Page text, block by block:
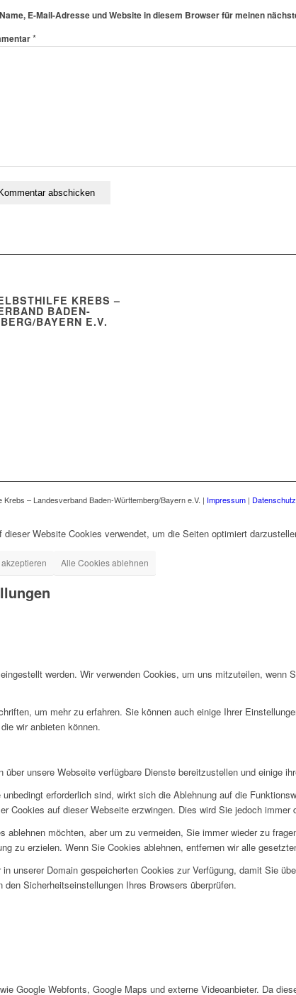
Name, E-Mail-Adresse und Website in diesem Browser für meinen
*
KREBS –
BADEN-
BAYERN E.V.
Krebs – Landesverband Baden-Württemberg/Bayern e.V. | Impressum | Datenschutz
dieser Website Cookies verwendet, um die Seiten optimiert
Alle Cookies ablehnen
werden. Wir verwenden Cookies, um uns mitzuteilen,
um mehr zu erfahren. Sie können auch einige Ihrer
wir anbieten können.
unsere Webseite verfügbare Dienste bereitzustellen und einige
erforderlich sind, wirkt sich die Ablehnung auf die
Cookies auf dieser Webseite erzwingen. Dies wird Sie jedoch
ablehnen möchten, aber um zu vermeiden, Sie immer wieder zu
zu erzielen. Wenn Sie Cookies ablehnen, entfernen wir alle
unserer Domain gespeicherten Cookies zur Verfügung, damit Sie
Sicherheitseinstellungen Ihres Browsers überprüfen.
Google Webfonts, Google Maps und externe Videoanbieter. Da